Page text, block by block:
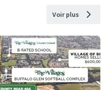
Voir plus